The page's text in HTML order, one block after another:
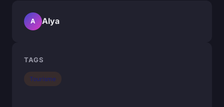
A Alya
TAGS
Tourisme